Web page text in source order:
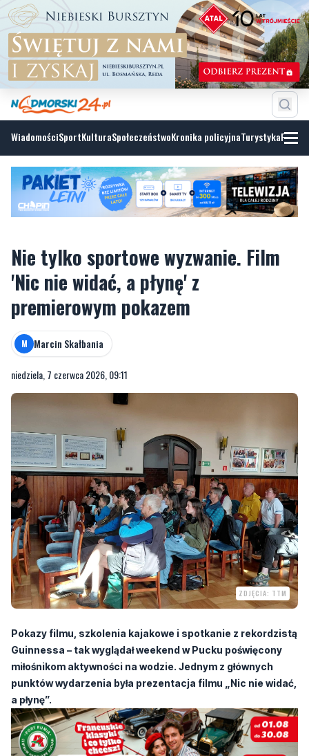
WiadomościSportKulturaSpołeczeństwoKronika policyjnaTurystyka
Nie tylko sportowe wyzwanie. Film
'Nic nie widać, a płynę' z
premierowym pokazem
M Marcin Skałbania
niedziela, 7 czerwca 2026, 09:11
ZDJĘCIA: TTM
Pokazy filmu, szkolenia kajakowe i spotkanie z rekordzistą
Guinnessa – tak wyglądał weekend w Pucku poświęcony
miłośnikom aktywności na wodzie. Jednym z głównych
punktów wydarzenia była prezentacja filmu „Nic nie widać,
a płynę”.